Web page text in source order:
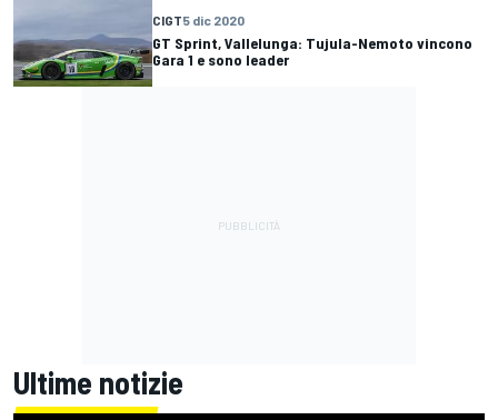
CIGT5 dic 2020
GT Sprint, Vallelunga: Tujula-Nemoto vincono
Gara 1 e sono leader
Ultime notizie